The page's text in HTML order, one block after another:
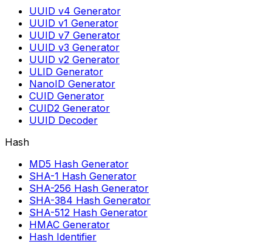
UUID v4 Generator
UUID v1 Generator
UUID v7 Generator
UUID v3 Generator
UUID v2 Generator
ULID Generator
NanoID Generator
CUID Generator
CUID2 Generator
UUID Decoder
Hash
MD5 Hash Generator
SHA-1 Hash Generator
SHA-256 Hash Generator
SHA-384 Hash Generator
SHA-512 Hash Generator
HMAC Generator
Hash Identifier